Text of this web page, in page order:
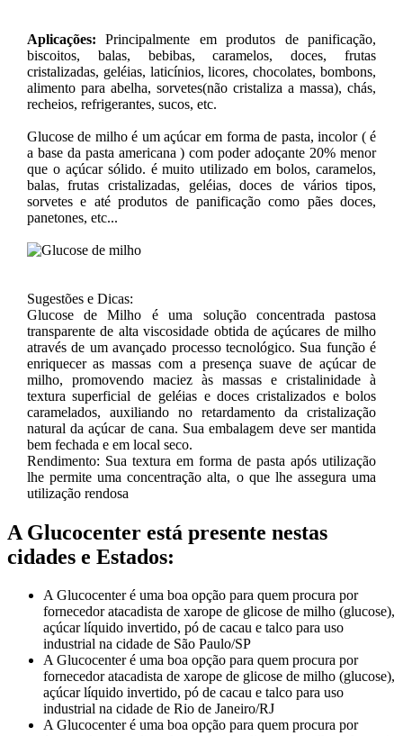
Aplicações: Principalmente em produtos de panificação,
biscoitos, balas, bebibas, caramelos, doces, frutas
cristalizadas, geléias, laticínios, licores, chocolates, bombons,
alimento para abelha, sorvetes(não cristaliza a massa), chás,
recheios, refrigerantes, sucos, etc.
Glucose de milho é um açúcar em forma de pasta, incolor ( é
a base da pasta americana ) com poder adoçante 20% menor
que o açúcar sólido. é muito utilizado em bolos, caramelos,
balas, frutas cristalizadas, geléias, doces de vários tipos,
sorvetes e até produtos de panificação como pães doces,
panetones, etc...
Sugestões e Dicas:
Glucose de Milho é uma solução concentrada pastosa
transparente de alta viscosidade obtida de açúcares de milho
através de um avançado processo tecnológico. Sua função é
enriquecer as massas com a presença suave de açúcar de
milho, promovendo maciez às massas e cristalinidade à
textura superficial de geléias e doces cristalizados e bolos
caramelados, auxiliando no retardamento da cristalização
natural da açúcar de cana. Sua embalagem deve ser mantida
bem fechada e em local seco.
Rendimento: Sua textura em forma de pasta após utilização
lhe permite uma concentração alta, o que lhe assegura uma
utilização rendosa
A Glucocenter está presente nestas
cidades e Estados:
A Glucocenter é uma boa opção para quem procura por
fornecedor atacadista de xarope de glicose de milho (glucose),
açúcar líquido invertido, pó de cacau e talco para uso
industrial na cidade de São Paulo/SP
A Glucocenter é uma boa opção para quem procura por
fornecedor atacadista de xarope de glicose de milho (glucose),
açúcar líquido invertido, pó de cacau e talco para uso
industrial na cidade de Rio de Janeiro/RJ
A Glucocenter é uma boa opção para quem procura por